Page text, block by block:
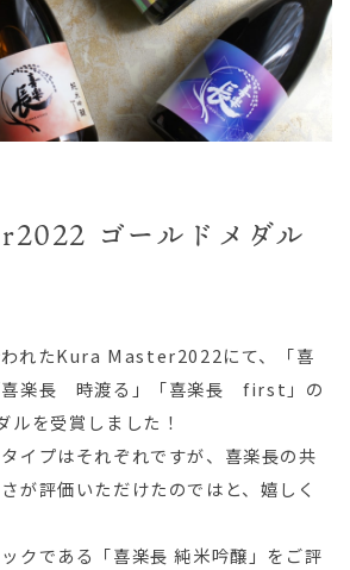
お問い合わせ
ゴールドメダル
われたKura Master2022にて、「喜
楽長 時渡る」「喜楽長 first」の
ルを受賞しました！
イプはそれぞれですが、喜楽長の共
が評価いただけたのではと、嬉しく
クである「喜楽長 純米吟醸」をご評